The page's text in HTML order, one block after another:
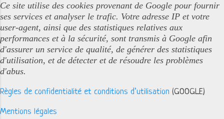
Ce site utilise des cookies provenant de Google pour fournir
ses services et analyser le trafic. Votre adresse IP et votre
user-agent, ainsi que des statistiques relatives aux
performances et à la sécurité, sont transmis à Google afin
d'assurer un service de qualité, de générer des statistiques
d'utilisation, et de détecter et de résoudre les problèmes
d'abus.
Règles de confidentialité et conditions d’utilisation (GOOGLE)
Mentions légales